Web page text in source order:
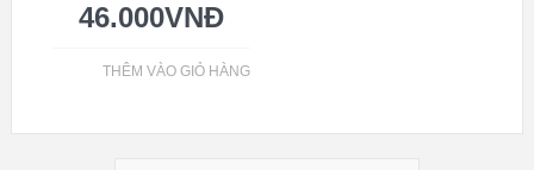
46.000VNĐ
THÊM VÀO GIỎ HÀNG